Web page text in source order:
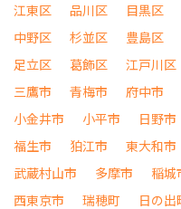
江東区
品川区 目黒区
中野区
杉並区 豊島区
足立区
葛飾区 江戸川区
三鷹市
青梅市 府中市
小金井市
小平市 日野市
福生市
狛江市 東大和市
武蔵村山市
多摩市 稲城
西東京市
瑞穂町 日の出